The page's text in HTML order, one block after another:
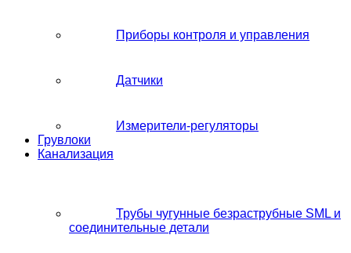
Приборы контроля и управления
Датчики
Измерители-регуляторы
Грувлоки
Канализация
Трубы чугунные безраструбные SML и
соединительные детали